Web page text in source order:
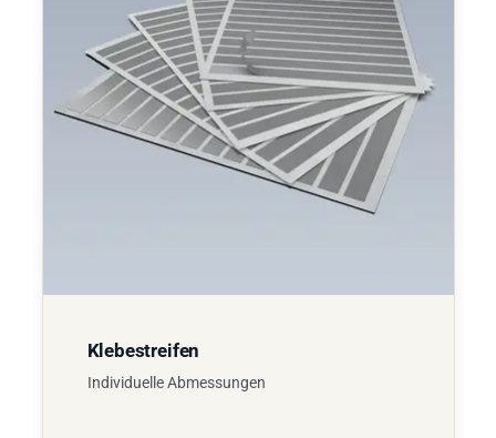
Klebestreifen
Individuelle Abmessungen